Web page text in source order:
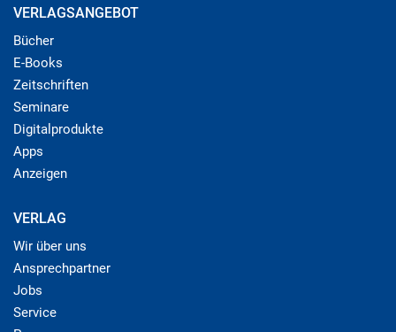
VERLAGSANGEBOT
Bücher
E-Books
Zeitschriften
Seminare
Digitalprodukte
Apps
Anzeigen
VERLAG
Wir über uns
Ansprechpartner
Jobs
Service